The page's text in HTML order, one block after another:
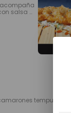
salsa m
tempura salsa f